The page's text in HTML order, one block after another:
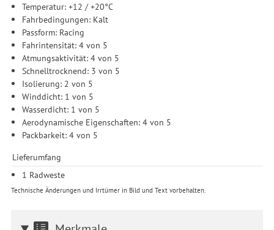
Temperatur: +12 / +20°C
Fahrbedingungen: Kalt
Passform: Racing
Fahrintensität: 4 von 5
Atmungsaktivität: 4 von 5
Schnelltrocknend: 3 von 5
Isolierung: 2 von 5
Winddicht: 1 von 5
Wasserdicht: 1 von 5
Aerodynamische Eigenschaften: 4 von 5
Packbarkeit: 4 von 5
Lieferumfang
1 Radweste
Technische Änderungen und Irrtümer in Bild und Text vorbehalten.